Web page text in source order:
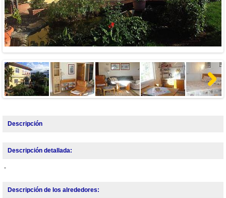
Next
Descripción
Descripción detallada:
-
Descripción de los alrededores: